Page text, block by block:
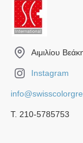
Αιμιλίου
Instagram
Τ. 210-5785753